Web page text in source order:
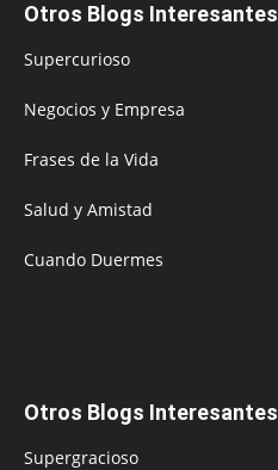
Otros Blogs Interesantes
Supercurioso
Negocios y Empresa
Frases de la Vida
Salud y Amistad
Cuando Duermes
Otros Blogs Interesantes
Supergracioso